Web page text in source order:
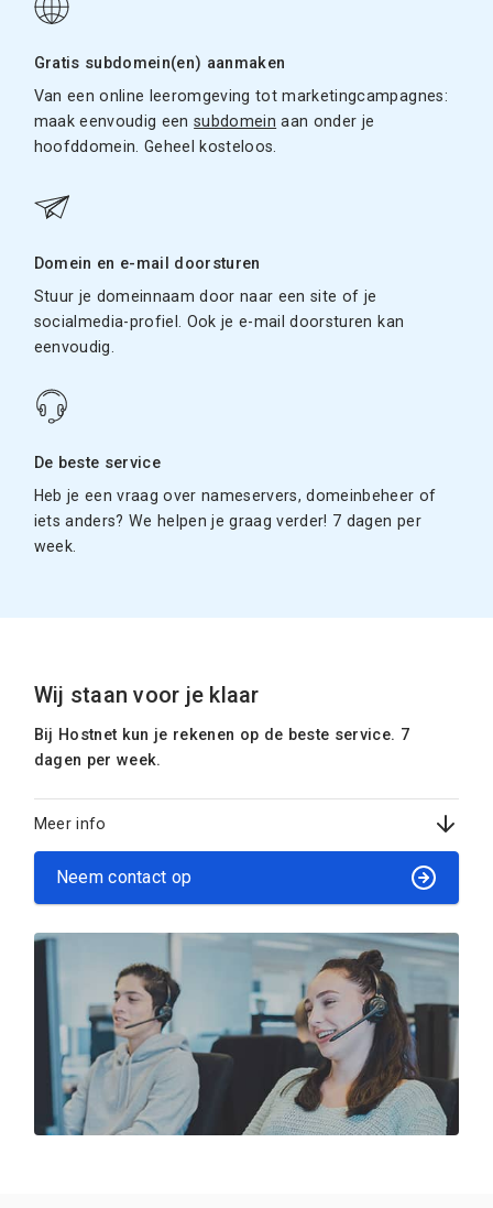
Gratis subdomein(en) aanmaken
Van een online leeromgeving tot marketingcampagnes:
maak eenvoudig eensubdomein aan onder je
hoofddomein. Geheel kosteloos.
Domein en e-mail doorsturen
Stuur je domeinnaam door naar een site of je
socialmedia-profiel. Ook je e-mail doorsturen kan
eenvoudig.
De beste service
Heb je een vraag over nameservers, domeinbeheer of
iets anders? We helpen je graag verder! 7 dagen per
week.
Wij staan voor je klaar
Bij Hostnet kun je rekenen op de beste service. 7
dagen per week.
Meer info
Neem contact op